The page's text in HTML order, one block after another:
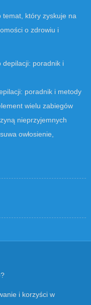
temat, który zyskuje na
o zdrowiu i
poradnik i metody
wielu zabiegów
nieprzyjemnych
owłosienie,
i korzyści w